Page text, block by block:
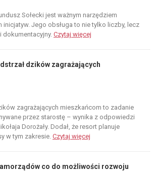
Sołecki jest ważnym narzędziem
inicjatyw. Jego obsługa to nie tylko liczby, lecz
dokumentacyjny. Czytaj więcej
dzików zagrażających
zagrażających mieszkańcom to zadanie
przez starostę – wynika z odpowiedzi
Dorożały. Dodał, że resort planuje
w tym zakresie. Czytaj więcej
co do możliwości rozwoju